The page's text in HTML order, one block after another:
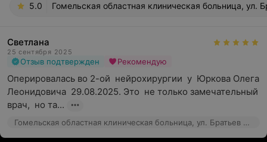
5.0 Гомельская областная клиническая больница, ул.
Светлана
25 сентября 2025
Отзыв подтвержден Рекомендую
Оперировалась во 2-ой  нейрохирургии  у  Юркова Олега
Леонидовича  29.08.2025. Это  не только замечательный
врач,  но та...
Гомельская областная клиническая больница, ул. Братьев Лизюковых, 5